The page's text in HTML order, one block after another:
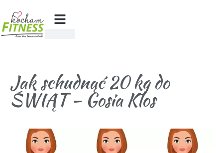
Jak schudnąć 20 kg do
ŚWIĄT – Gosia Klos